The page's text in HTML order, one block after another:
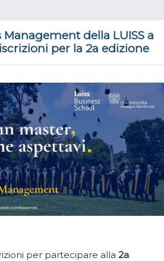
della LUISS a
per la 2a edizione
per partecipare alla 2a